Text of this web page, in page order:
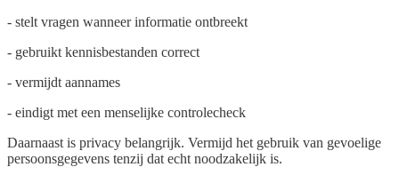
- stelt vragen wanneer informatie ontbreekt
- gebruikt kennisbestanden correct
- vermijdt aannames
- eindigt met een menselijke controlecheck
Daarnaast is privacy belangrijk. Vermijd het gebruik van gevoelige
persoonsgegevens tenzij dat echt noodzakelijk is.